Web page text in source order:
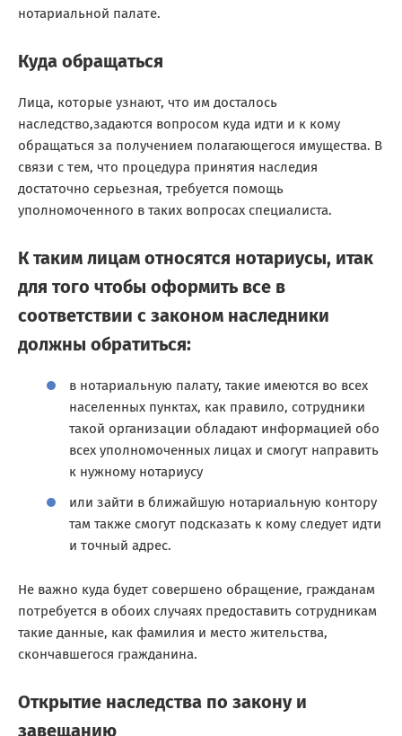
нотариальной палате.
Куда обращаться
Лица, которые узнают, что им досталось
наследство,задаются вопросом куда идти и к кому
обращаться за получением полагающегося имущества. В
связи с тем, что процедура принятия наследия
достаточно серьезная, требуется помощь
уполномоченного в таких вопросах специалиста.
К таким лицам относятся нотариусы, итак
для того чтобы оформить все в
соответствии с законом наследники
должны обратиться:
в нотариальную палату, такие имеются во всех
населенных пунктах, как правило, сотрудники
такой организации обладают информацией обо
всех уполномоченных лицах и смогут направить
к нужному нотариусу
или зайти в ближайшую нотариальную контору
там также смогут подсказать к кому следует идти
и точный адрес.
Не важно куда будет совершено обращение, гражданам
потребуется в обоих случаях предоставить сотрудникам
такие данные, как фамилия и место жительства,
скончавшегося гражданина.
Открытие наследства по закону и
завещанию